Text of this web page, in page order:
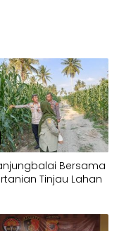
Bersama
Tinjau Lahan